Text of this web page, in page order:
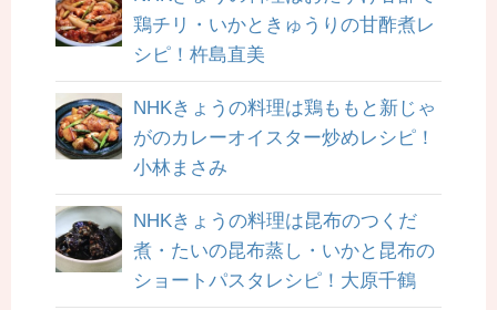
鶏チリ・いかときゅうりの甘酢煮レ
シピ！杵島直美
NHKきょうの料理は鶏ももと新じゃ
がのカレーオイスター炒めレシピ！
小林まさみ
NHKきょうの料理は昆布のつくだ
煮・たいの昆布蒸し・いかと昆布の
ショートパスタレシピ！大原千鶴